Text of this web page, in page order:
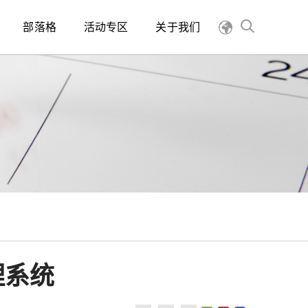
部落格 活动专区 关于我们
统